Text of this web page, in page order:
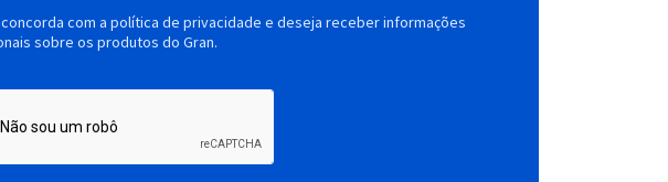
com a política de privacidade e deseja receber informações
sobre os produtos do Gran.